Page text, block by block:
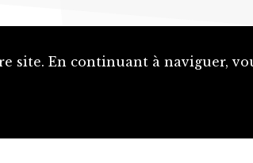
En continuant à naviguer,